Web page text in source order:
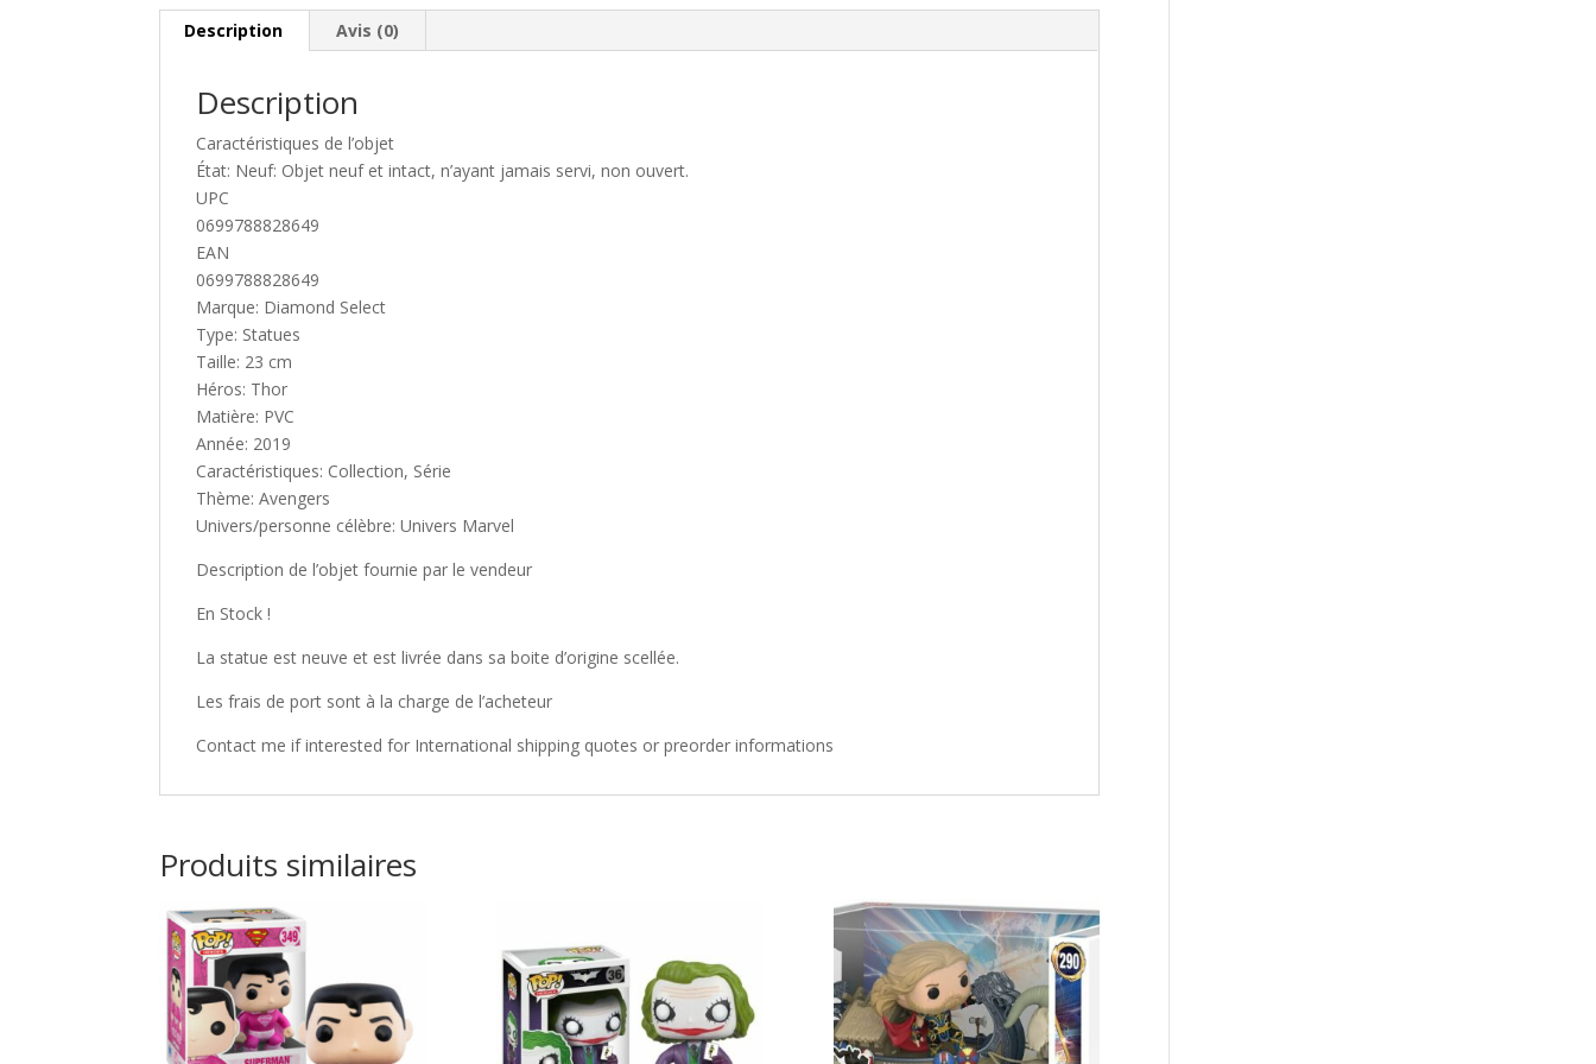
Description Avis (0)
Description
Caractéristiques de l’objet
État: Neuf: Objet neuf et intact, n’ayant jamais servi, non ouvert.
UPC
0699788828649
EAN
0699788828649
Marque: Diamond Select
Type: Statues
Taille: 23 cm
Héros: Thor
Matière: PVC
Année: 2019
Caractéristiques: Collection, Série
Thème: Avengers
Univers/personne célèbre: Univers Marvel
Description de l’objet fournie par le vendeur
En Stock !
La statue est neuve et est livrée dans sa boite d’origine scellée.
Les frais de port sont à la charge de l’acheteur
Contact me if interested for International shipping quotes or preorder informations
Produits similaires